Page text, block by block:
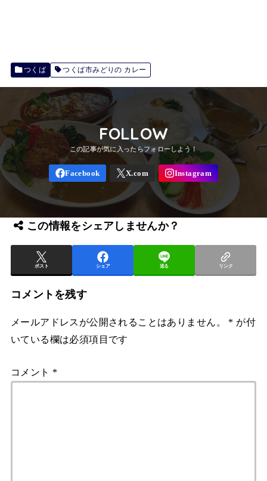
つくば つくば市みどりの カレー
FOLLOW
この情報をシェアしませんか？
ポスト シェア 送る リンク
コメントを残す
メールアドレスが公開されることはありません。 * が付
いている欄は必須項目です
コメント *